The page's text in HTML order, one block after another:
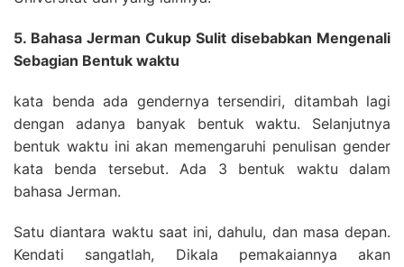
5. Bahasa Jerman Cukup Sulit disebabkan Mengenali
Sebagian Bentuk waktu
kata benda ada gendernya tersendiri, ditambah lagi
dengan adanya banyak bentuk waktu. Selanjutnya
bentuk waktu ini akan memengaruhi penulisan gender
kata benda tersebut. Ada 3 bentuk waktu dalam
bahasa Jerman.
Satu diantara waktu saat ini, dahulu, dan masa depan.
Kendati sangatlah, Dikala pemakaiannya akan